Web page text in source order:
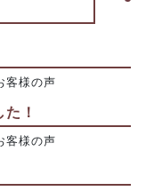
客様の声
！
客様の声